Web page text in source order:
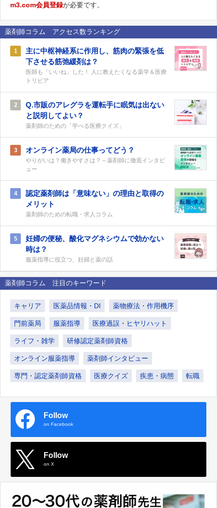
m3.com会員登録が必要です。
薬剤師コラム アクセス数ランキング
1
主に中枢神経系に作用し、筋肉の緊張を低
下させる筋弛緩剤は？
医師も「いいね」した！ 人に教えたくなる薬学＆医療
トリビア
2
Q.市販のアレグラを運転手に眠気は出ない
と説明してよい？
薬剤師のための「学べる医療クイズ」
3 オンライン薬局の仕事ってどう？
やりがいは？働きやすさは？～薬剤師に徹底インタビ
ュー
4
認定薬剤師は「意味ない」の理由と取得の
メリット
薬剤師のための転職・求人コラム
5
妊婦の便秘、酸化マグネシウムで効かない
時は？
服薬指導に役立つ、妊婦と薬の話
薬剤師コラム 注目のキーワード
キャリア 医薬品情報・DI 薬物療法・作用機序
門前薬局 服薬指導 医療過誤・ヒヤリハット
ライフ・雑学 研修認定薬剤師資格
オンライン服薬指導 薬剤師インタビュー
専門・認定薬剤師資格 医療クイズ 疾患・病態 転職
Follow
on Facebook
Follow
on X